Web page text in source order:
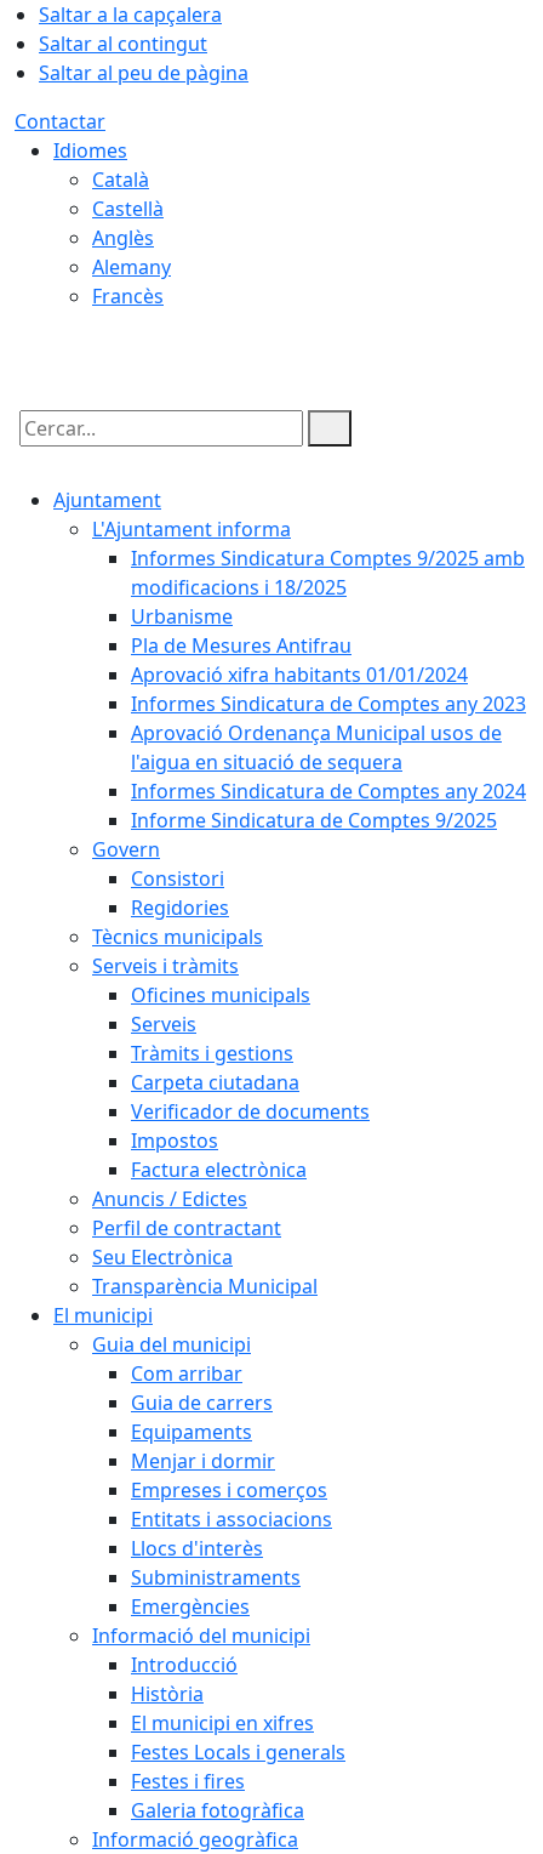
Saltar a la capçalera
Saltar al contingut
Saltar al peu de pàgina
Contactar
Idiomes
Català
Castellà
Anglès
Alemany
Francès
Cercar:
Ajuntament
L'Ajuntament informa
Informes Sindicatura Comptes 9/2025 amb
modificacions i 18/2025
Urbanisme
Pla de Mesures Antifrau
Aprovació xifra habitants 01/01/2024
Informes Sindicatura de Comptes any 2023
Aprovació Ordenança Municipal usos de
l'aigua en situació de sequera
Informes Sindicatura de Comptes any 2024
Informe Sindicatura de Comptes 9/2025
Govern
Consistori
Regidories
Tècnics municipals
Serveis i tràmits
Oficines municipals
Serveis
Tràmits i gestions
Carpeta ciutadana
Verificador de documents
Impostos
Factura electrònica
Anuncis / Edictes
Perfil de contractant
Seu Electrònica
Transparència Municipal
El municipi
Guia del municipi
Com arribar
Guia de carrers
Equipaments
Menjar i dormir
Empreses i comerços
Entitats i associacions
Llocs d'interès
Subministraments
Emergències
Informació del municipi
Introducció
Història
El municipi en xifres
Festes Locals i generals
Festes i fires
Galeria fotogràfica
Informació geogràfica